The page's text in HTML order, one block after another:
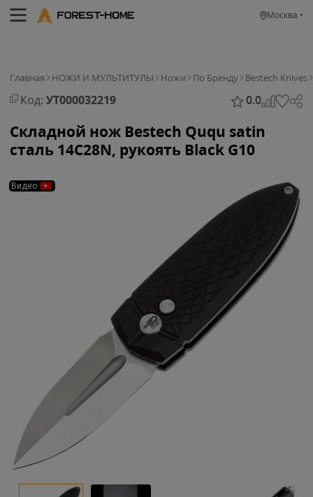
Москва
Главная НОЖИ И МУЛЬТИТУЛЫ Ножи По Бренду Bestech Knives
Код: УТ000032219 0.0
Складной нож Bestech Ququ satin
сталь 14C28N, рукоять Black G10
Видео